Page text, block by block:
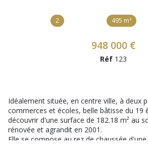
2 495 m²
948 000 €
Réf 123
Idéalement située, en centre ville, à deux
commerces et écoles, belle bâtisse du 19
découvrir d'une surface de 182.18 m² au
rénovée et agrandit en 2001.
Elle se compose au rez de chaussée